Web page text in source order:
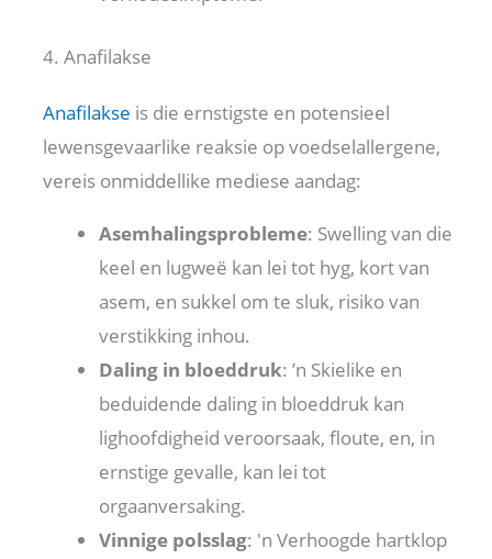
4. Anafilakse
Anafilakse is die ernstigste en potensieel
lewensgevaarlike reaksie op voedselallergene,
vereis onmiddellike mediese aandag:
Asemhalingsprobleme: Swelling van die
keel en lugweë kan lei tot hyg, kort van
asem, en sukkel om te sluk, risiko van
verstikking inhou.
Daling in bloeddruk: ’n Skielike en
beduidende daling in bloeddruk kan
lighoofdigheid veroorsaak, floute, en, in
ernstige gevalle, kan lei tot
orgaanversaking.
Vinnige polsslag: 'n Verhoogde hartklop